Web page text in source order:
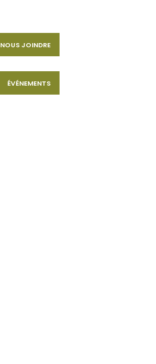
NOUS JOINDRE
ÉVÉNEMENTS